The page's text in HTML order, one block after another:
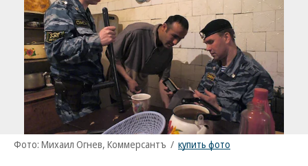
Фото: Михаил Огнев, Коммерсантъ / купить фото